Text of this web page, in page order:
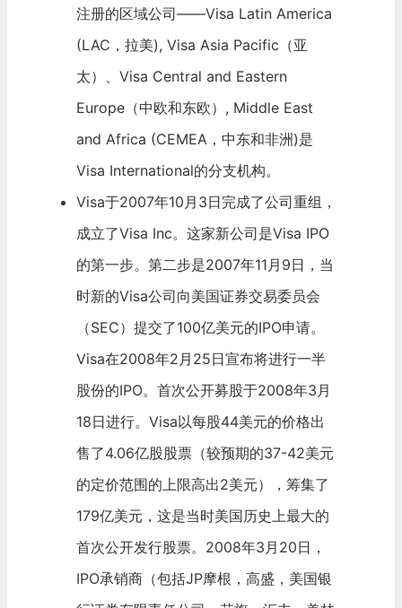
注册的区域公司——Visa Latin America
(LAC，拉美), Visa Asia Pacific（亚
太）、Visa Central and Eastern
Europe（中欧和东欧）, Middle East
and Africa (CEMEA，中东和非洲)是
Visa International的分支机构。
Visa于2007年10月3日完成了公司重组，
成立了Visa Inc。这家新公司是Visa IPO
的第一步。第二步是2007年11月9日，当
时新的Visa公司向美国证券交易委员会
（SEC）提交了100亿美元的IPO申请。
Visa在2008年2月25日宣布将进行一半
股份的IPO。 首次公开募股于2008年3月
18日进行。Visa以每股44美元的价格出
售了4.06亿股股票（较预期的37-42美元
的定价范围的上限高出2美元），筹集了
179亿美元，这是当时美国历史上最大的
首次公开发行股票。2008年3月20日，
IPO承销商（包括JP摩根，高盛，美国银